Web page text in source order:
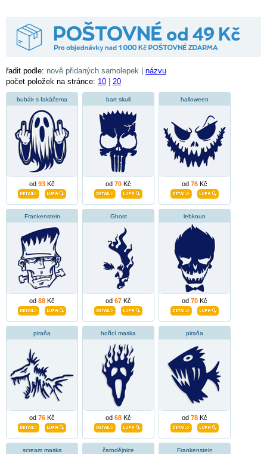
řadit podle: nově přidaných samolepek | názvu
počet položek na stránce: 10 20
bubák s fakáčema
od 93 Kč
bart skull
od 70 Kč
halloween
od 76 Kč
Frankenstein
od 88 Kč
Ghost
od 67 Kč
lebkoun
od 70 Kč
piraňa
od 76 Kč
hořící maska
od 68 Kč
piraňa
od 78 Kč
scream maska čarodějnice Frankenstein